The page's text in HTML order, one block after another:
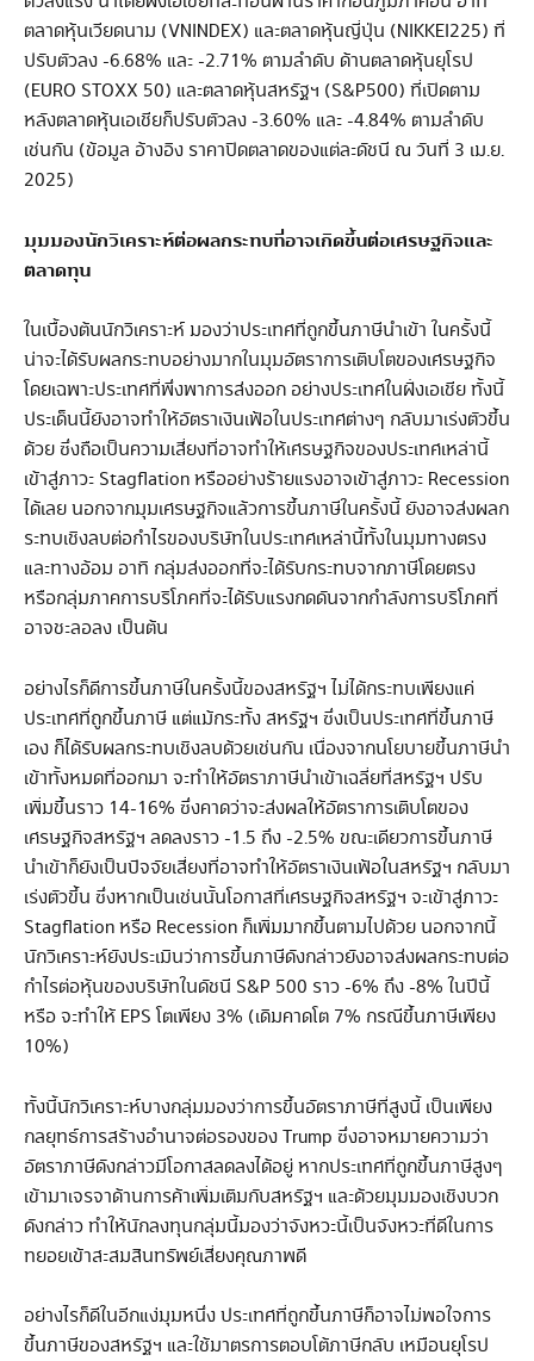
ตลาดหุ้นเวียดนาม (VNINDEX) และตลาดหุ้นญี่ปุ่น (NIKKEI225) ที่
ปรับตัวลง -6.68% และ -2.71% ตามลำดับ ด้านตลาดหุ้นยุโรป
(EURO STOXX 50) และตลาดหุ้นสหรัฐฯ (S&P500) ที่เปิดตาม
หลังตลาดหุ้นเอเชียก็ปรับตัวลง -3.60% และ -4.84% ตามลำดับ
เช่นกัน (ข้อมูล อ้างอิง ราคาปิดตลาดของแต่ละดัชนี ณ วันที่ 3 เม.ย.
2025)
มุมมองนักวิเคราะห์ต่อผลกระทบที่อาจเกิดขึ้นต่อเศรษฐกิจและ
ตลาดทุน
ในเบื้องต้นนักวิเคราะห์ มองว่าประเทศที่ถูกขึ้นภาษีนำเข้า ในครั้งนี้
น่าจะได้รับผลกระทบอย่างมากในมุมอัตราการเติบโตของเศรษฐกิจ
โดยเฉพาะประเทศที่พึ่งพาการส่งออก อย่างประเทศในฝั่งเอเชีย ทั้งนี้
ประเด็นนี้ยังอาจทำให้อัตราเงินเฟ้อในประเทศต่างๆ กลับมาเร่งตัวขึ้น
ด้วย ซึ่งถือเป็นความเสี่ยงที่อาจทำให้เศรษฐกิจของประเทศเหล่านี้
เข้าสู่ภาวะ Stagflation หรืออย่างร้ายแรงอาจเข้าสู่ภาวะ Recession
ได้เลย นอกจากมุมเศรษฐกิจแล้วการขึ้นภาษีในครั้งนี้ ยังอาจส่งผลก
ระทบเชิงลบต่อกำไรของบริษัทในประเทศเหล่านี้ทั้งในมุมทางตรง
และทางอ้อม อาทิ กลุ่มส่งออกที่จะได้รับกระทบจากภาษีโดยตรง
หรือกลุ่มภาคการบริโภคที่จะได้รับแรงกดดันจากกำลังการบริโภคที่
อาจชะลอลง เป็นต้น
อย่างไรก็ดีการขึ้นภาษีในครั้งนี้ของสหรัฐฯ ไม่ได้กระทบเพียงแค่
ประเทศที่ถูกขึ้นภาษี แต่แม้กระทั้ง สหรัฐฯ ซึ่งเป็นประเทศที่ขึ้นภาษี
เอง ก็ได้รับผลกระทบเชิงลบด้วยเช่นกัน เนื่องจากนโยบายขึ้นภาษีนำ
เข้าทั้งหมดที่ออกมา จะทำให้อัตราภาษีนำเข้าเฉลี่ยที่สหรัฐฯ ปรับ
เพิ่มขึ้นราว 14-16% ซึ่งคาดว่าจะส่งผลให้อัตราการเติบโตของ
เศรษฐกิจสหรัฐฯ ลดลงราว -1.5 ถึง -2.5% ขณะเดียวการขึ้นภาษี
นำเข้าก็ยังเป็นปัจจัยเสี่ยงที่อาจทำให้อัตราเงินเฟ้อในสหรัฐฯ กลับมา
เร่งตัวขึ้น ซึ่งหากเป็นเช่นนั้นโอกาสที่เศรษฐกิจสหรัฐฯ จะเข้าสู่ภาวะ
Stagflation หรือ Recession ก็เพิ่มมากขึ้นตามไปด้วย นอกจากนี้
นักวิเคราะห์ยังประเมินว่าการขึ้นภาษีดังกล่าวยังอาจส่งผลกระทบต่อ
กำไรต่อหุ้นของบริษัทในดัชนี S&P 500 ราว -6% ถึง -8% ในปีนี้
หรือ จะทำให้ EPS โตเพียง 3% (เดิมคาดโต 7% กรณีขึ้นภาษีเพียง
10%)
ทั้งนี้นักวิเคราะห์บางกลุ่มมองว่าการขึ้นอัตราภาษีที่สูงนี้ เป็นเพียง
กลยุทธ์การสร้างอำนาจต่อรองของ Trump ซึ่งอาจหมายความว่า
อัตราภาษีดังกล่าวมีโอกาสลดลงได้อยู่ หากประเทศที่ถูกขึ้นภาษีสูงๆ
เข้ามาเจรจาด้านการค้าเพิ่มเติมกับสหรัฐฯ และด้วยมุมมองเชิงบวก
ดังกล่าว ทำให้นักลงทุนกลุ่มนี้มองว่าจังหวะนี้เป็นจังหวะที่ดีในการ
ทยอยเข้าสะสมสินทรัพย์เสี่ยงคุณภาพดี
อย่างไรก็ดีในอีกแง่มุมหนึ่ง ประเทศที่ถูกขึ้นภาษีก็อาจไม่พอใจการ
ขึ้นภาษีของสหรัฐฯ และใช้มาตรการตอบโต้ภาษีกลับ เหมือนยุโรป